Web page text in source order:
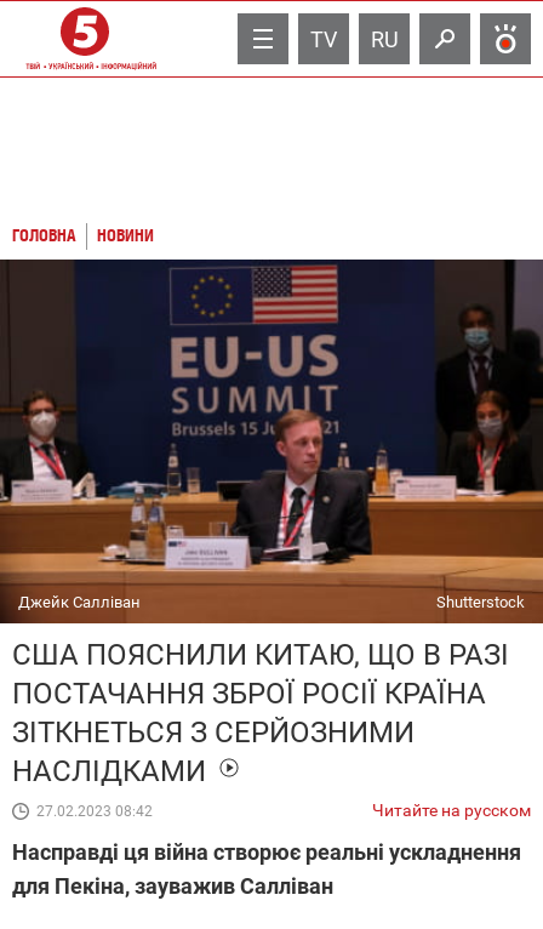
TV RU
ГОЛОВНА НОВИНИ
Джейк Салліван Shutterstock
США ПОЯСНИЛИ КИТАЮ, ЩО В РАЗІ
ПОСТАЧАННЯ ЗБРОЇ РОСІЇ КРАЇНА
ЗІТКНЕТЬСЯ З СЕРЙОЗНИМИ
НАСЛІДКАМИ
27.02.2023 08:42 Читайте на русском
Насправді ця війна створює реальні ускладнення
для Пекіна, зауважив Салліван